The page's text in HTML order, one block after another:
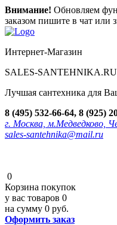
Внимание! Обновляем
заказом пишите в чат или
Интернет-Магазин
SALES-SANTEHNIKA.RU
Лучшая сантехника для
8 (495) 532-66-64, 8 (925)
г. Москва, м.Медведково,
sales-santehnika@mail.ru
0
Корзина покупок
у вас товаров 0
на сумму 0 руб.
Оформить заказ